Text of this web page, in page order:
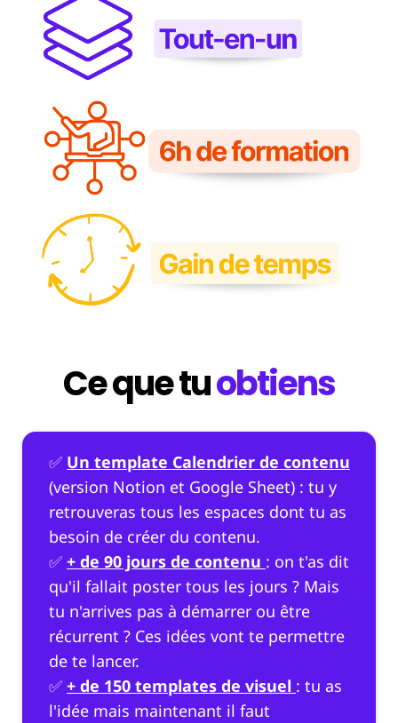
Ce que tuobtiens
✅ Un template Calendrier de contenu
(version Notion et Google Sheet) : tu y
retrouveras tous les espaces dont tu as
besoin de créer du contenu.
✅ + de 90 jours de contenu : on t'as dit
qu'il fallait poster tous les jours ? Mais
tu n'arrives pas à démarrer ou être
récurrent ? Ces idées vont te permettre
de te lancer.
✅ + de 150 templates de visuel : tu as
l'idée mais maintenant il faut